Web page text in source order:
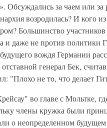
Обсуждались за чаем или
возродилась? И кого
Большинство
и даже не против политики
вождя Германии
генерал Бек,
"Плохо не то, что делает
во главе с Мольтке,
члены кружка были
о неопределенном